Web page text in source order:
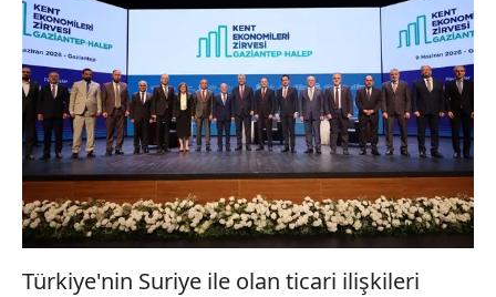
Türkiye'nin Suriye ile olan ticari ilişkileri